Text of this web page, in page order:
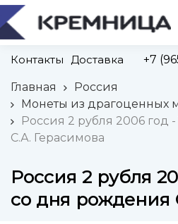
Контакты Доставка +7
Главная
Россия
Монеты из драгоценных
Россия 2 рубля 2006 год
С.А. Герасимова
Россия 2 рубля
со дня рождения